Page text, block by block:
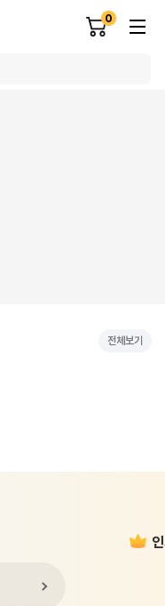
0
전체보기